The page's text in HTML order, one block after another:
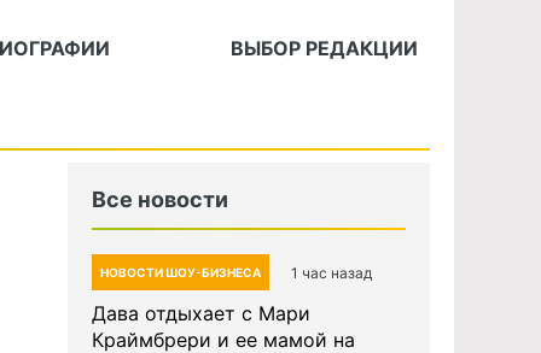
ВЫБОР РЕДАКЦИИ
Все новости
НОВОСТИ ШОУ-БИЗНЕСА 1 час назад
Дава отдыхает с Мари
Краймбрери и ее мамой на